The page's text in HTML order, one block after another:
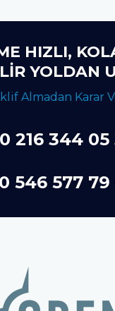
HIZLI,
YOLDAN
Almadan Karar
216 344 05
546 577 79